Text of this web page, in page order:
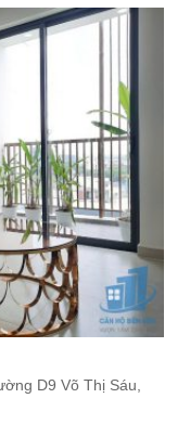
D9 Võ Thị Sáu,